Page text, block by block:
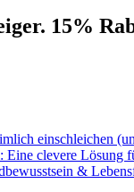
15%
einschleichen
Eine clevere Lösung
&